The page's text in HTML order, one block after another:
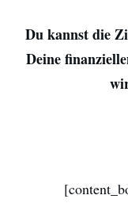
Du kannst die
Deine